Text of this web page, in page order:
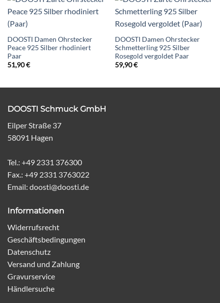
DOOSTI Damen Ohrstecker
Peace 925 Silber rhodiniert
Paar
51,90€
DOOSTI Damen Ohrstecker
Schmetterling 925 Silber
Rosegold vergoldet Paar
59,90€
DOOSTI Schmuck GmbH
Eilper Straße 37
58091 Hagen
Tel.: +49 2331 376300
Fax.: +49 2331 3763022
Email: doosti@doosti.de
Informationen
Widerrufsrecht
Geschäftsbedingungen
Datenschutz
Versand und Zahlung
Gravurservice
Händlersuche